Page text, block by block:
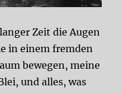
Zeit die Augen
in einem fremden
bewegen, meine
und alles, was